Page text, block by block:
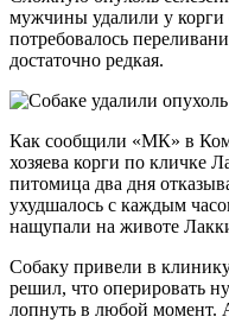
мужчины удалили у корги
потребовалось
достаточно редкая.
Как сообщили «МК» в
хозяева корги по кличке
питомица два дня
ухудшалось с каждым
нащупали на животе
Собаку привели в
решил, что оперировать
лопнуть в любой момент.